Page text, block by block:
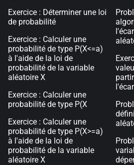
Exercice : Déterminer une loi
de probabilité
Exercice : Calculer une
probabilité de type P(X<=a)
à l'aide de la loi de
probabilité de la variable
aléatoire X
Exercice : Calculer une
probabilité de type P(X
Exercice : Calculer une
probabilité de type P(X>=a)
à l'aide de la loi de
probabilité de la variable
aléatoire X